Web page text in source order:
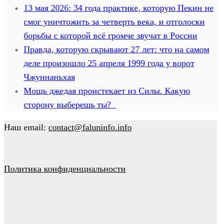
13 мая 2026: 34 года практике, которую Пекин не
смог уничтожить за четверть века, и отголоски
борьбы с которой всё громче звучат в России
Правда, которую скрывают 27 лет: что на самом
деле произошло 25 апреля 1999 года у ворот
Чжуннаньхая
Мощь джедая проистекает из Силы. Какую
сторону выберешь ты?
Наш email: contact@faluninfo.info
Политика конфиденциальности